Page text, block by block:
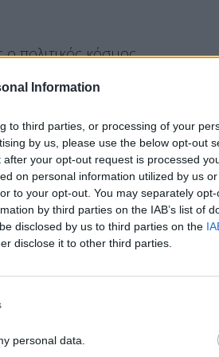
Information
to third parties, or processing of your
by us, please use the below opt-out
your opt-out request is processed
on personal information utilized by us
to your opt-out. You may separately
by third parties on the IAB’s list of
disclosed by us to third parties on the
disclose it to other third parties.
personal data.
πολιτικός κόσμος
στο στίγμα του στη
που κλήθηκε να
σύγχρονη
με συλλυπητήρια
στη σύγχρονη
εργάστηκε για